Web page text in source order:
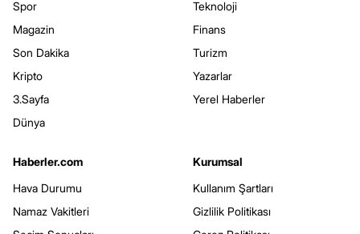
Spor
Magazin
Son Dakika
Kripto
3.Sayfa
Dünya
Teknoloji
Finans
Turizm
Yazarlar
Yerel Haberler
Haberler.com
Hava Durumu
Namaz Vakitleri
Kurumsal
Kullanım Şartları
Gizlilik Politikası